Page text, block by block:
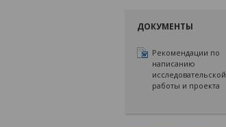
ДОКУМЕНТЫ
Рекомендации по
написанию
исследовательской
работы и проекта